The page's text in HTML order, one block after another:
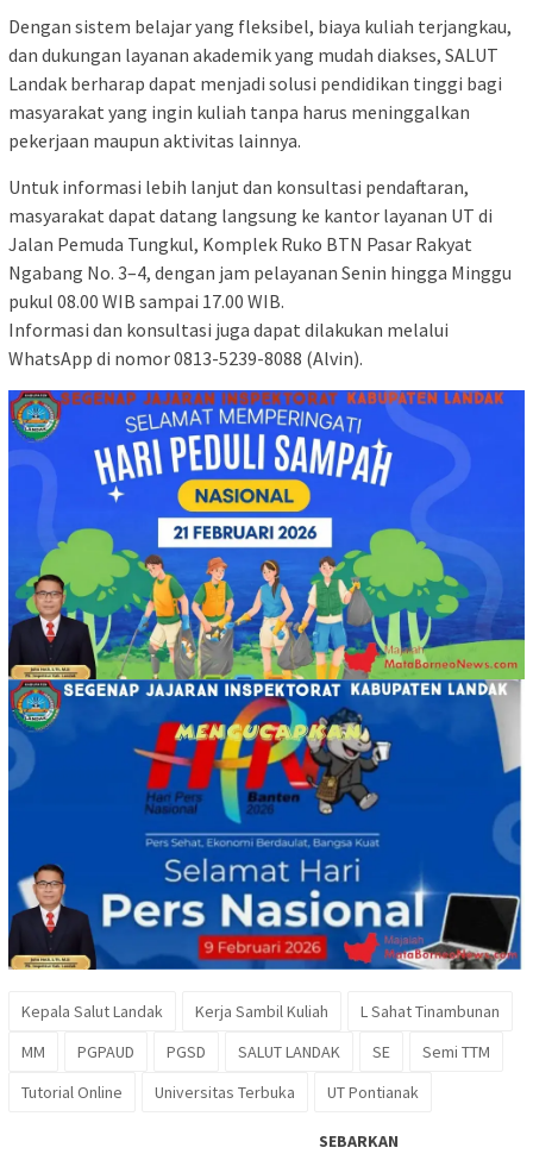
Dengan sistem belajar yang fleksibel, biaya kuliah terjangkau,
dan dukungan layanan akademik yang mudah diakses, SALUT
Landak berharap dapat menjadi solusi pendidikan tinggi bagi
masyarakat yang ingin kuliah tanpa harus meninggalkan
pekerjaan maupun aktivitas lainnya.
Untuk informasi lebih lanjut dan konsultasi pendaftaran,
masyarakat dapat datang langsung ke kantor layanan UT di
Jalan Pemuda Tungkul, Komplek Ruko BTN Pasar Rakyat
Ngabang No. 3–4, dengan jam pelayanan Senin hingga Minggu
pukul 08.00 WIB sampai 17.00 WIB.
Informasi dan konsultasi juga dapat dilakukan melalui
WhatsApp di nomor 0813-5239-8088 (Alvin).
Kepala Salut Landak Kerja Sambil Kuliah
L Sahat Tinambunan
MM
PGPAUD PGSD SALUT LANDAK SE
Semi TTM
Tutorial Online
Universitas Terbuka UT Pontianak
SEBARKAN